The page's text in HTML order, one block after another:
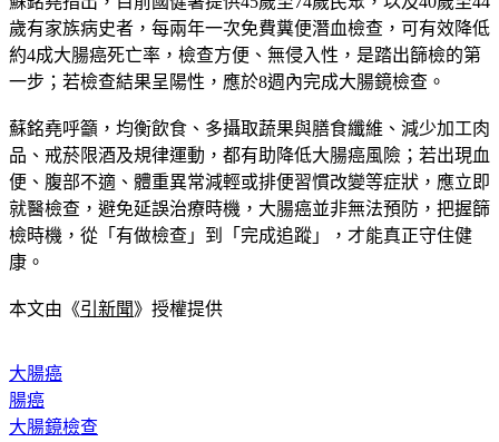
蘇銘堯指出，目前國健署提供45歲至74歲民眾，以及40歲至44
歲有家族病史者，每兩年一次免費糞便潛血檢查，可有效降低
約4成大腸癌死亡率，檢查方便、無侵入性，是踏出篩檢的第
蘇銘堯呼籲，均衡飲食、多攝取蔬果與膳食纖維、減少加工肉
品、戒菸限酒及規律運動，都有助降低大腸癌風險；若出現血
便、腹部不適、體重異常減輕或排便習慣改變等症狀，應立即
就醫檢查，避免延誤治療時機，大腸癌並非無法預防，把握篩
檢時機，從「有做檢查」到「完成追蹤」，才能真正守住健
大腸癌
腸癌